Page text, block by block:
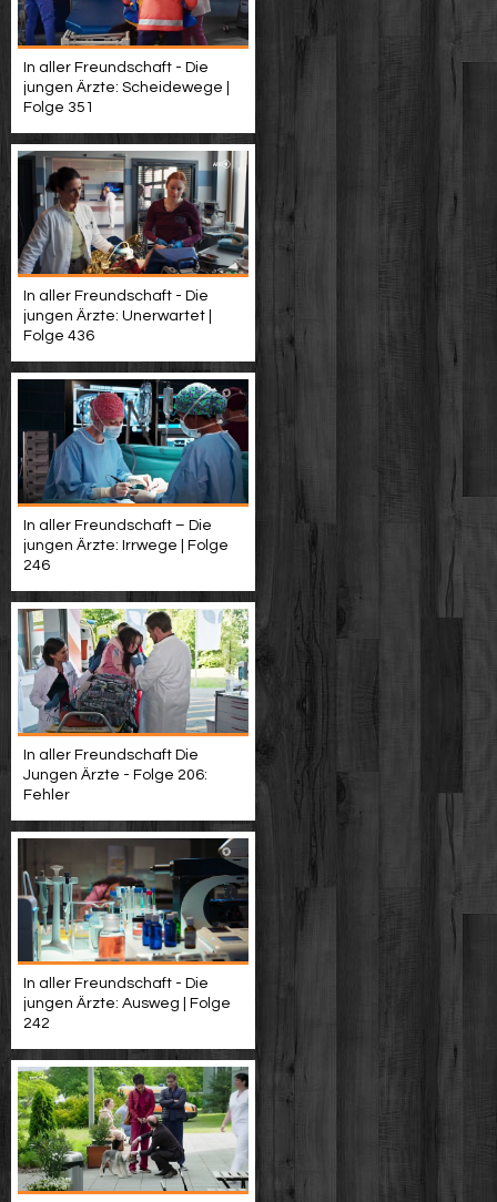
In aller Freundschaft - Die
jungen Ärzte: Scheidewege |
Folge 351
In aller Freundschaft - Die
jungen Ärzte: Unerwartet |
Folge 436
In aller Freundschaft – Die
jungen Ärzte: Irrwege | Folge
246
In aller Freundschaft Die
Jungen Ärzte - Folge 206:
Fehler
In aller Freundschaft - Die
jungen Ärzte: Ausweg | Folge
242